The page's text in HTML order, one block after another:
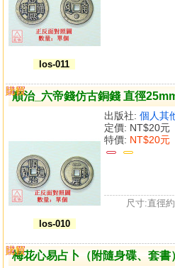
los-011
順治_六帝錢仿古銅錢 直徑
los-010
出版社: 個人其
定價: NT$20元
特價: NT$20元
購買
比較
尺寸:直徑
梅花心易占卜（附隨身碟、套書
購買
比較